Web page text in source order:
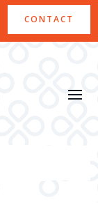
CONTACT